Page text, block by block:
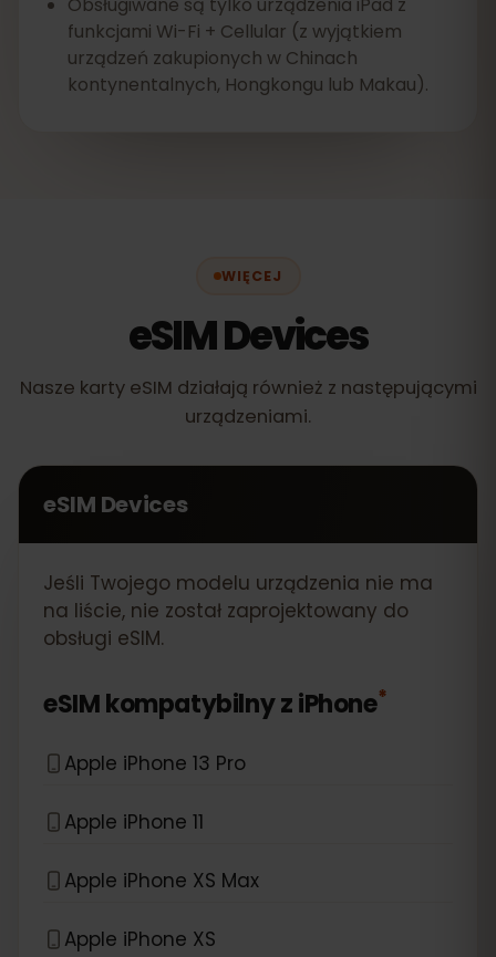
funkcjami Wi-Fi + Cellular (z wyjątkiem
urządzeń zakupionych w Chinach
kontynentalnych, Hongkongu lub Makau).
WIĘCEJ
eSIM Devices
Nasze karty eSIM działają również z następującymi
urządzeniami.
eSIM Devices
Jeśli Twojego modelu urządzenia nie ma
na liście, nie został zaprojektowany do
obsługi eSIM.
eSIM kompatybilny ziPhone*
Apple iPhone 13 Pro
Apple iPhone 11
Apple iPhone XS Max
Apple iPhone XS